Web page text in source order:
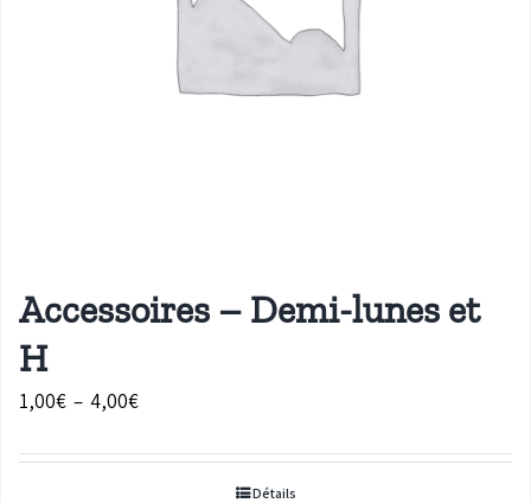
Accessoires – Demi-lunes et
H
1,00€ – 4,00€Plage
prix :
Détails